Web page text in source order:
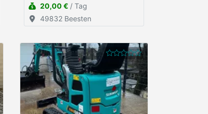
20,00 € / Tag
49832 Beesten